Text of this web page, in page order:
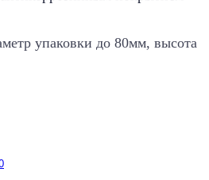
упаковки до 80мм, высота